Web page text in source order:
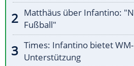
Matthäus über Infantino:
Fußball"
Times: Infantino bietet
Unterstützung